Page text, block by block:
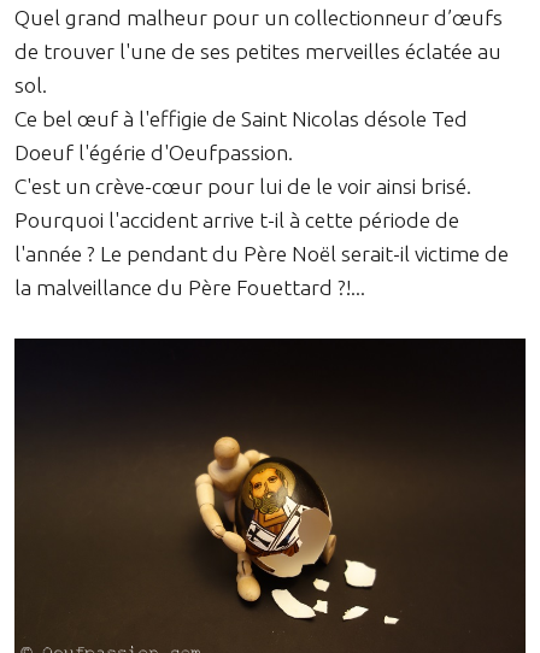
Quel grand malheur pour un collectionneur d’œufs
de trouver l'une de ses petites merveilles éclatée au
sol.
Ce bel œuf à l'effigie de Saint Nicolas désole Ted
Doeuf l'égérie d'Oeufpassion.
C'est un crève-cœur pour lui de le voir ainsi brisé.
Pourquoi l'accident arrive t-il à cette période de
l'année ? Le pendant du Père Noël serait-il victime de
la malveillance du Père Fouettard ?!...